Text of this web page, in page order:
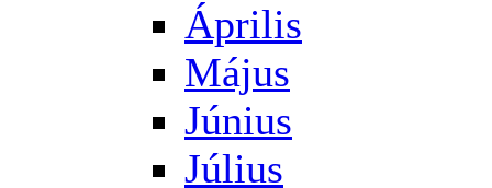
Április
Május
Június
Július